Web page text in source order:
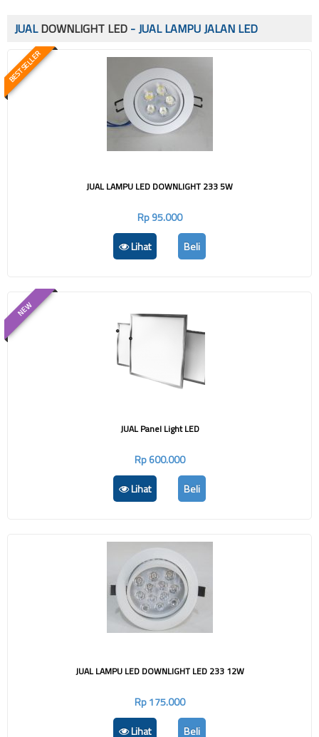
JUALDOWNLIGHT LED - JUAL LAMPU JALAN LED
BEST SELLER
JUAL LAMPU LED DOWNLIGHT 233 5W
Rp 95.000
Lihat
Beli
NEW
JUAL Panel Light LED
Rp 600.000
Lihat
Beli
JUAL LAMPU LED DOWNLIGHT LED 233 12W
Rp 175.000
Lihat
Beli